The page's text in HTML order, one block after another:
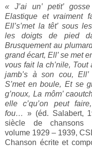
« J’ai un’ petit’
Elastique et vraiment
Ell’s’met la têt’ sous
les doigts de pied
Brusquement au
grand écart, Ell’ se met
vous fait la ch’nile, Tout
jamb’s à son cou, Ell’
S’met en boule, Et se
g’noux, La môm’
elle c’qu’on peut
fou… » (éd. Salabert,
siècle de chansons
volume 1929 – 1939,
Chanson écrite et